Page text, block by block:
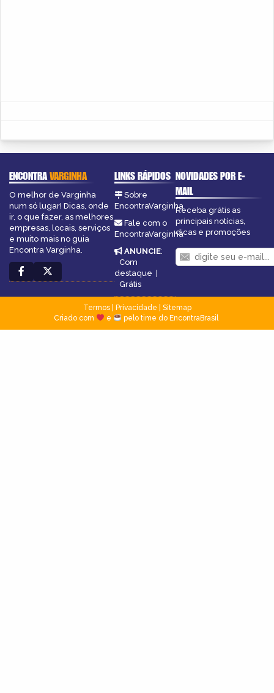
ENCONTRAVARGINHA
O melhor de Varginha
num só lugar! Dicas, onde
ir, o que fazer, as melhores
empresas, locais, serviços
e muito mais no guia
Encontra Varginha.
LINKS RÁPIDOS
Sobre
EncontraVarginha
Fale com o
EncontraVarginha
ANUNCIE:
Com
destaque |
Grátis
NOVIDADES POR E-
MAIL
Receba grátis as
principais notícias,
dicas e promoções
Termos| Privacidade
Sitemap
Criado com
e pelo time do EncontraBrasil